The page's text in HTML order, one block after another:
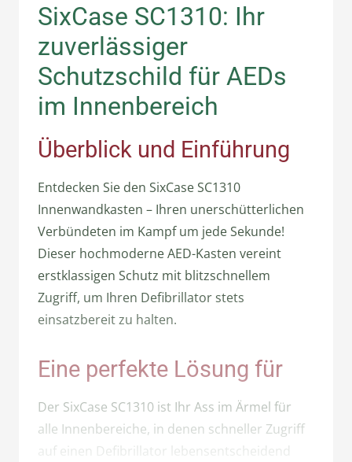
SixCase SC1310: Ihr
zuverlässiger
Schutzschild für AEDs
im Innenbereich
Überblick und Einführung
Entdecken Sie den SixCase SC1310
Innenwandkasten – Ihren unerschütterlichen
Verbündeten im Kampf um jede Sekunde!
Dieser hochmoderne AED-Kasten vereint
erstklassigen Schutz mit blitzschnellem
Zugriff, um Ihren Defibrillator stets
einsatzbereit zu halten.
Eine perfekte Lösung für
Der SixCase SC1310 ist Ihr Ass im Ärmel für
alle Innenbereiche, in denen schneller Zugriff
auf einen Defibrillator lebensentscheidend